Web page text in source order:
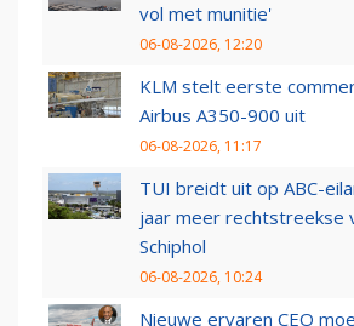
vol met munitie'
06-08-2026, 12:20
KLM stelt eerste
Airbus A350-900 uit
06-08-2026, 11:17
TUI breidt uit op ABC-
jaar meer rechtstreekse
Schiphol
06-08-2026, 10:24
Nieuwe ervaren CEO